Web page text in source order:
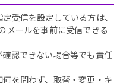
受信を設定している方は、
ールを事前に受信できる
認できない場合等でも責任
を問わず、取替・変更・キ